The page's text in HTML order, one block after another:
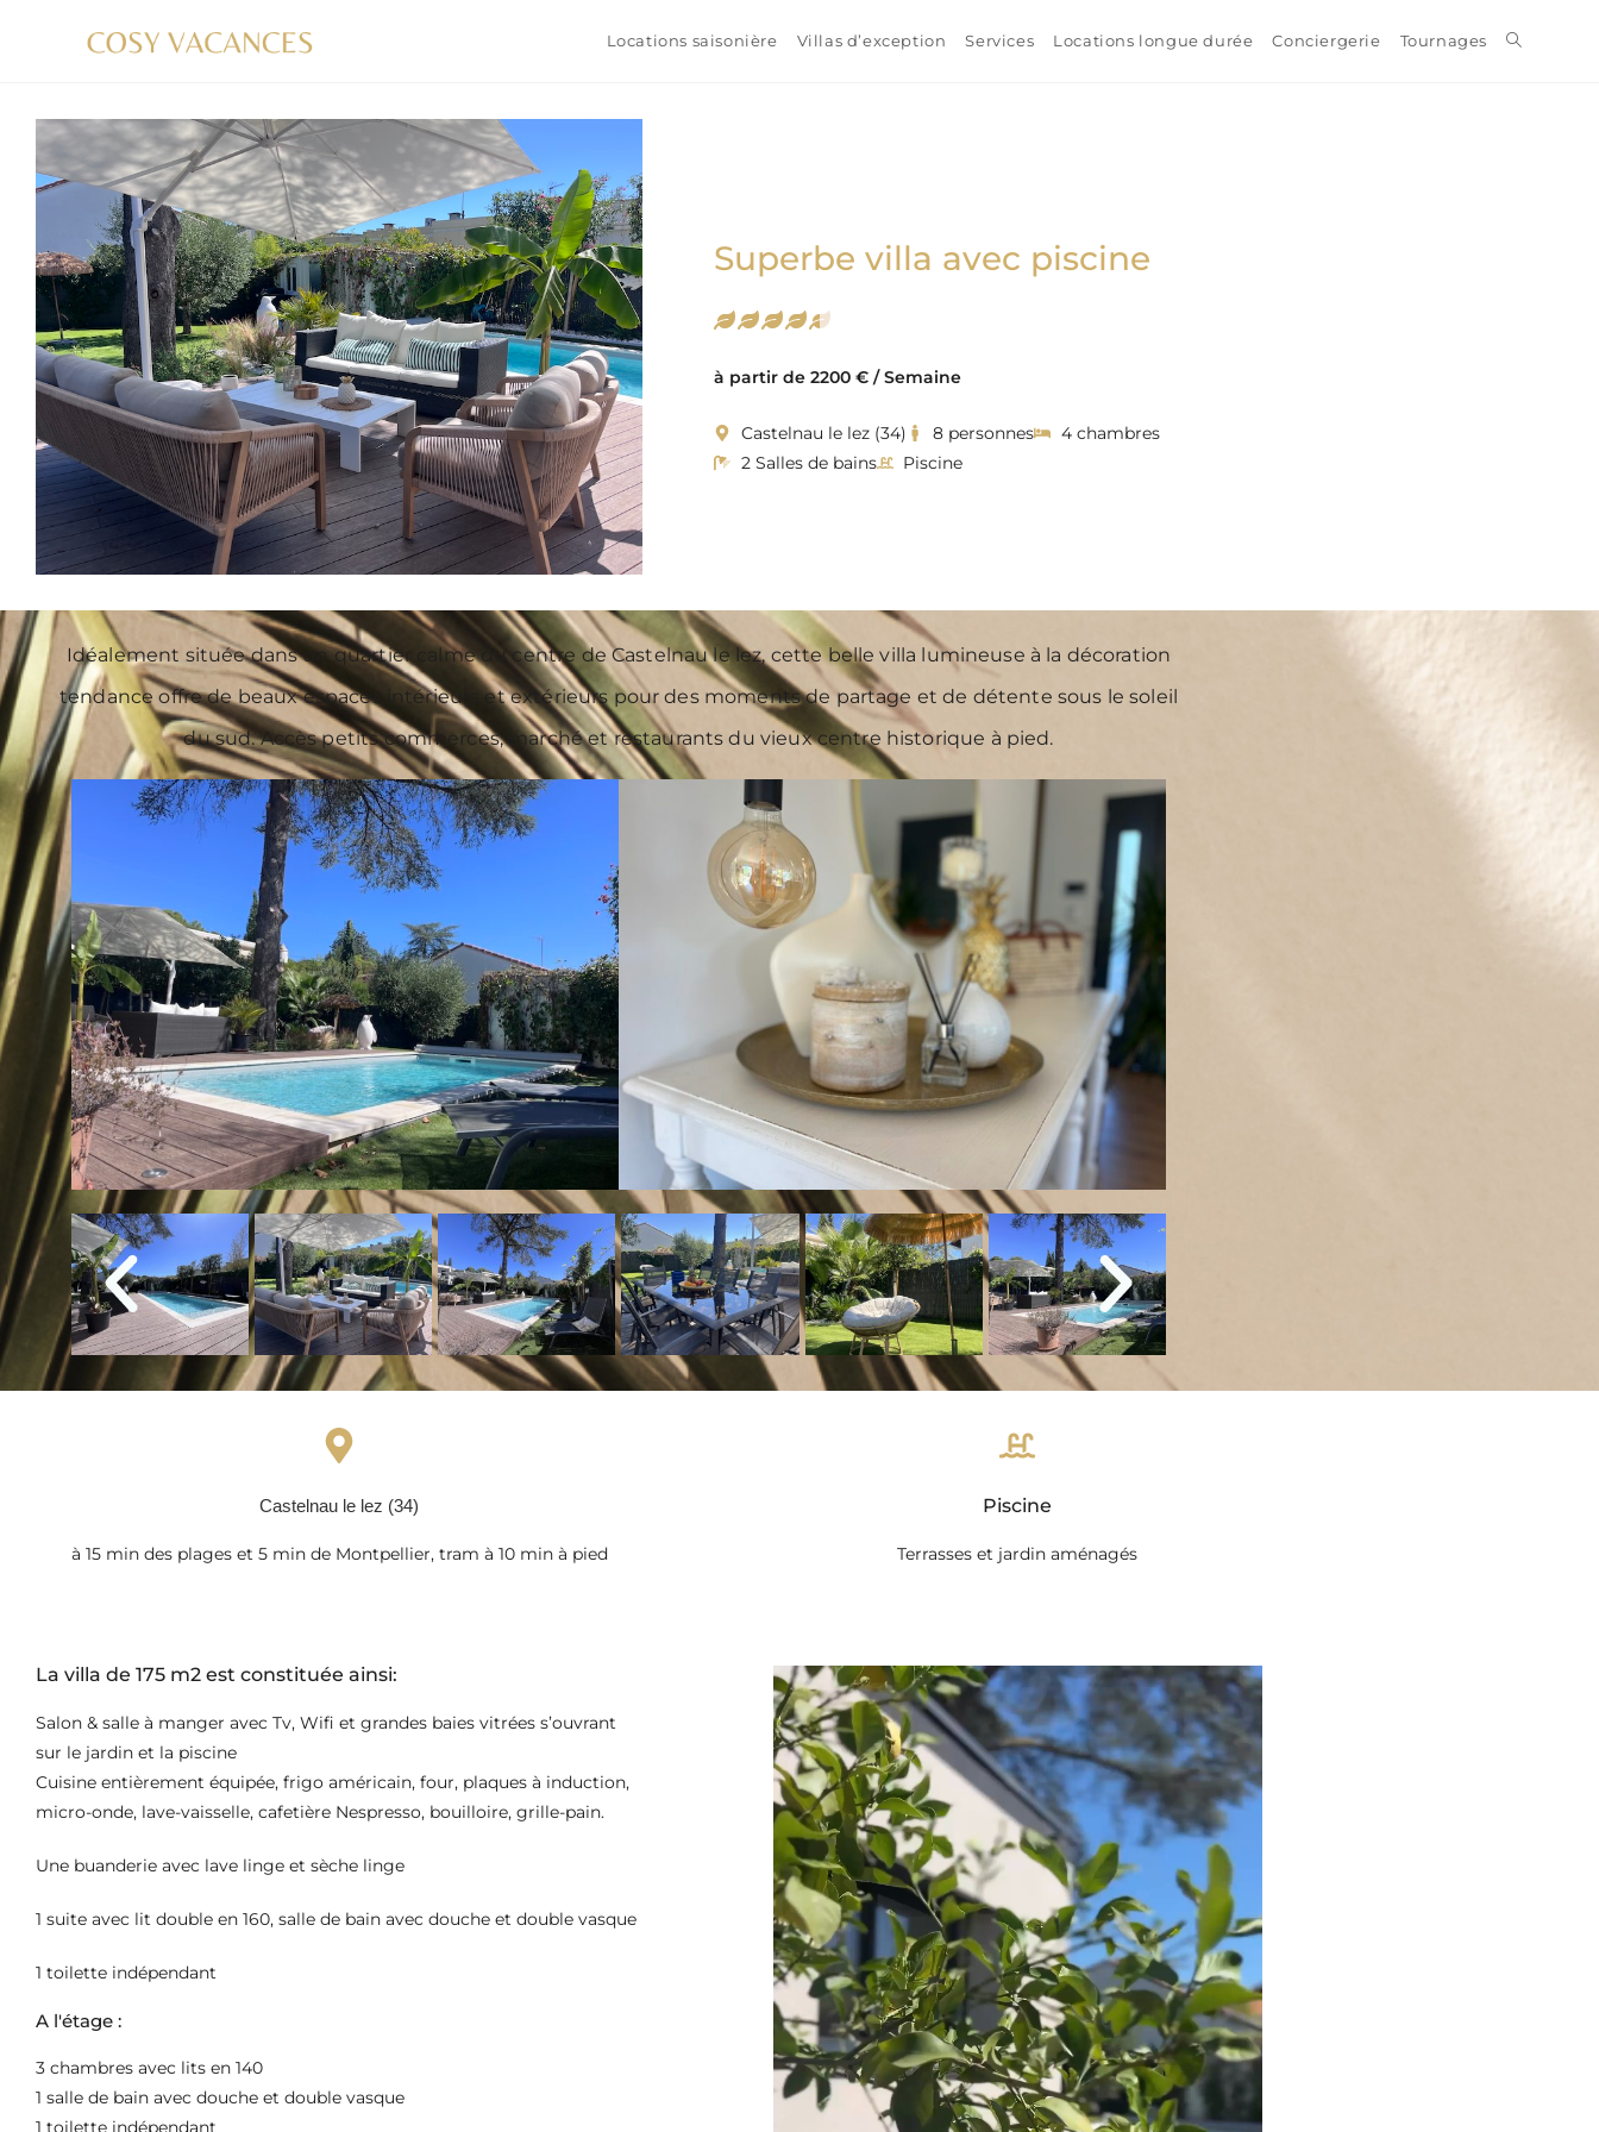
Locations saisonière Villas d’exception Services Locations longue durée Conciergerie Tournages
Superbe villa avec piscine
à partir de 2200 € / Semaine
Castelnau le lez (34) 8 personnes
4 chambres
2 Salles de bains
Piscine
Idéalement située dans un quartier calme du centre de Castelnau le lez, cette belle villa lumineuse à la décoration
tendance offre de beaux espaces intérieurs et extérieurs pour des moments de partage et de détente sous le soleil
du sud. Accès petits commerces, marché et restaurants du vieux centre historique à pied.
Castelnau le lez (34)
à 15 min des plages et 5 min de Montpellier, tram à 10 min à pied
Piscine
Terrasses et jardin aménagés
La villa de 175 m2 est constituée ainsi:
Salon & salle à manger avec Tv, Wifi et grandes baies vitrées s’ouvrant
sur le jardin et la piscine
Cuisine entièrement équipée, frigo américain, four, plaques à induction,
micro-onde, lave-vaisselle, cafetière Nespresso, bouilloire, grille-pain.
Une buanderie avec lave linge et sèche linge
1 suite avec lit double en 160, salle de bain avec douche et double vasque
1 toilette indépendant
A l'étage :
3 chambres avec lits en 140
1 salle de bain avec douche et double vasque
1 toilette indépendant